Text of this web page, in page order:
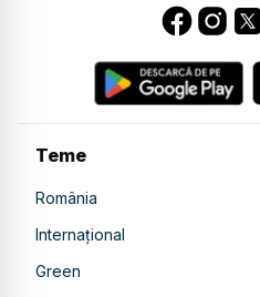
Teme
România
Internațional
Green